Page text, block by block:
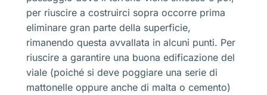
per riuscire a costruirci sopra occorre prima
eliminare gran parte della superficie,
rimanendo questa avvallata in alcuni punti. Per
riuscire a garantire una buona edificazione del
viale (poiché si deve poggiare una serie di
mattonelle oppure anche di malta o cemento)